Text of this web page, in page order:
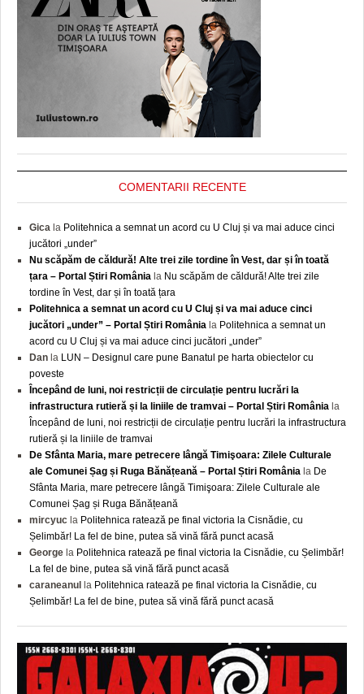
COMENTARII RECENTE
Gica la Politehnica a semnat un acord cu U Cluj și va mai aduce cinci
jucători „under”
Nu scăpăm de căldură! Alte trei zile tordine în Vest, dar și în toată
țara – Portal Știri România la Nu scăpăm de căldură! Alte trei zile
tordine în Vest, dar și în toată țara
Politehnica a semnat un acord cu U Cluj și va mai aduce cinci
jucători „under” – Portal Știri România la Politehnica a semnat un
acord cu U Cluj și va mai aduce cinci jucători „under”
Dan la LUN – Designul care pune Banatul pe harta obiectelor cu
poveste
Începând de luni, noi restricții de circulație pentru lucrări la
infrastructura rutieră și la liniile de tramvai – Portal Știri România la
Începând de luni, noi restricții de circulație pentru lucrări la infrastructura
rutieră și la liniile de tramvai
De Sfânta Maria, mare petrecere lângă Timişoara: Zilele Culturale
ale Comunei Șag și Ruga Bănățeană – Portal Știri România la De
Sfânta Maria, mare petrecere lângă Timişoara: Zilele Culturale ale
Comunei Șag și Ruga Bănățeană
mircyuc la Politehnica ratează pe final victoria la Cisnădie, cu
Șelimbăr! La fel de bine, putea să vină fără punct acasă
George la Politehnica ratează pe final victoria la Cisnădie, cu Șelimbăr!
La fel de bine, putea să vină fără punct acasă
caraneanul la Politehnica ratează pe final victoria la Cisnădie, cu
Șelimbăr! La fel de bine, putea să vină fără punct acasă